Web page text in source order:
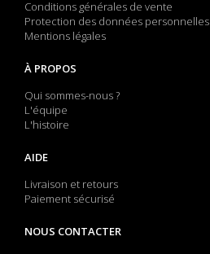
Conditions générales de vente
Protection des données personnelles
Mentions légales
À PROPOS
Qui sommes-nous ?
L'équipe
L'histoire
AIDE
Livraison et retours
Paiement sécurisé
NOUS CONTACTER